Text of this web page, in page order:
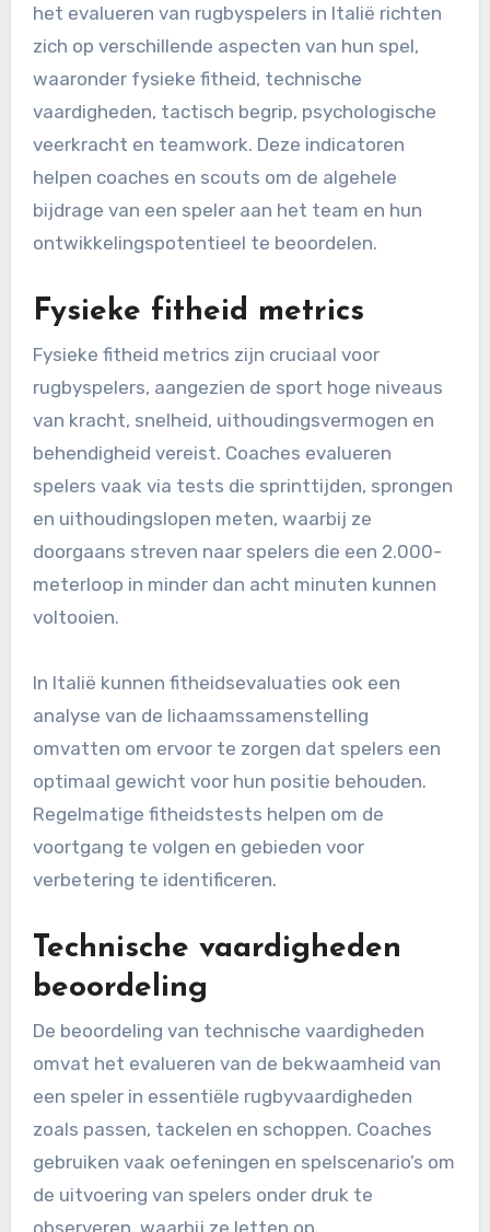
het evalueren van rugbyspelers in Italië richten
zich op verschillende aspecten van hun spel,
waaronder fysieke fitheid, technische
vaardigheden, tactisch begrip, psychologische
veerkracht en teamwork. Deze indicatoren
helpen coaches en scouts om de algehele
bijdrage van een speler aan het team en hun
ontwikkelingspotentieel te beoordelen.
Fysieke fitheid metrics
Fysieke fitheid metrics zijn cruciaal voor
rugbyspelers, aangezien de sport hoge niveaus
van kracht, snelheid, uithoudingsvermogen en
behendigheid vereist. Coaches evalueren
spelers vaak via tests die sprinttijden, sprongen
en uithoudingslopen meten, waarbij ze
doorgaans streven naar spelers die een 2.000-
meterloop in minder dan acht minuten kunnen
voltooien.
In Italië kunnen fitheidsevaluaties ook een
analyse van de lichaamssamenstelling
omvatten om ervoor te zorgen dat spelers een
optimaal gewicht voor hun positie behouden.
Regelmatige fitheidstests helpen om de
voortgang te volgen en gebieden voor
verbetering te identificeren.
Technische vaardigheden
beoordeling
De beoordeling van technische vaardigheden
omvat het evalueren van de bekwaamheid van
een speler in essentiële rugbyvaardigheden
zoals passen, tackelen en schoppen. Coaches
gebruiken vaak oefeningen en spelscenario’s om
de uitvoering van spelers onder druk te